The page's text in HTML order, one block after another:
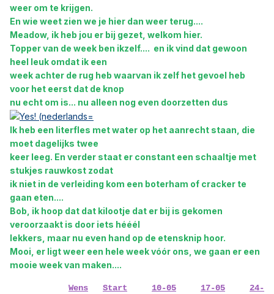
weer om te krijgen.
En wie weet zien we je hier dan weer terug....
Meadow, ik heb jou er bij gezet, welkom hier.
Topper van de week ben ikzelf.... en ik vind dat gewoon
heel leuk omdat ik een
week achter de rug heb waarvan ik zelf het gevoel heb
voor het eerst dat de knop
nu echt om is... nu alleen nog even doorzetten dus
Ik heb een literfles met water op het aanrecht staan, die
moet dagelijks twee
keer leeg. En verder staat er constant een schaaltje met
stukjes rauwkost zodat
ik niet in de verleiding kom een boterham of cracker te
gaan eten....
Bob, ik hoop dat dat kilootje dat er bij is gekomen
veroorzaakt is door iets hééél
lekkers, maar nu even hand op de etensknip hoor.
Mooi, er ligt weer een hele week vóór ons, we gaan er een
mooie week van maken....
Wens Start 10-05 17-05
24-